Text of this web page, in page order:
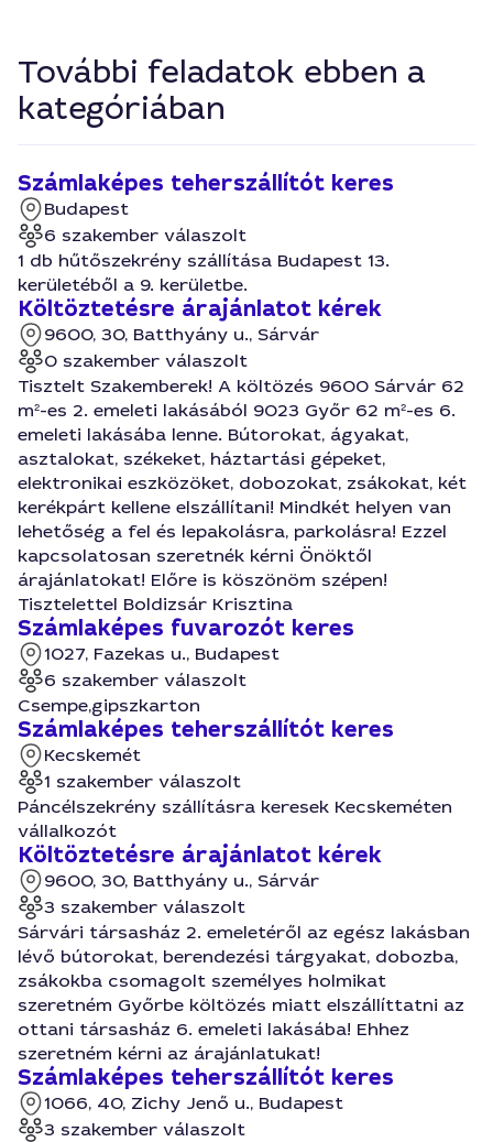
További feladatok ebben a
kategóriában
Számlaképes teherszállítót keres
Budapest
6 szakember válaszolt
1 db hűtőszekrény szállítása Budapest 13.
kerületéből a 9. kerületbe.
Költöztetésre árajánlatot kérek
9600, 30, Batthyány u., Sárvár
0 szakember válaszolt
Tisztelt Szakemberek! A költözés 9600 Sárvár 62
m²-es 2. emeleti lakásából 9023 Győr 62 m²-es 6.
emeleti lakásába lenne. Bútorokat, ágyakat,
asztalokat, székeket, háztartási gépeket,
elektronikai eszközöket, dobozokat, zsákokat, két
kerékpárt kellene elszállítani! Mindkét helyen van
lehetőség a fel és lepakolásra, parkolásra! Ezzel
kapcsolatosan szeretnék kérni Önöktől
árajánlatokat! Előre is köszönöm szépen!
Tisztelettel Boldizsár Krisztina
Számlaképes fuvarozót keres
1027, Fazekas u., Budapest
6 szakember válaszolt
Csempe,gipszkarton
Számlaképes teherszállítót keres
Kecskemét
1 szakember válaszolt
Páncélszekrény szállításra keresek Kecskeméten
vállalkozót
Költöztetésre árajánlatot kérek
9600, 30, Batthyány u., Sárvár
3 szakember válaszolt
Sárvári társasház 2. emeletéről az egész lakásban
lévő bútorokat, berendezési tárgyakat, dobozba,
zsákokba csomagolt személyes holmikat
szeretném Győrbe költözés miatt elszállíttatni az
ottani társasház 6. emeleti lakásába! Ehhez
szeretném kérni az árajánlatukat!
Számlaképes teherszállítót keres
1066, 40, Zichy Jenő u., Budapest
3 szakember válaszolt